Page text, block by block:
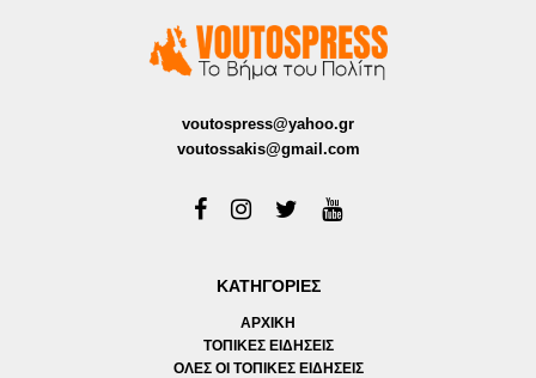
voutospress@yahoo.gr
voutossakis@gmail.com
ΚΑΤΗΓΟΡΙΕΣ
ΑΡΧΙΚΗ
ΤΟΠΙΚΕΣ ΕΙΔΗΣΕΙΣ
ΟΛΕΣ ΟΙ ΤΟΠΙΚΕΣ ΕΙΔΗΣΕΙΣ